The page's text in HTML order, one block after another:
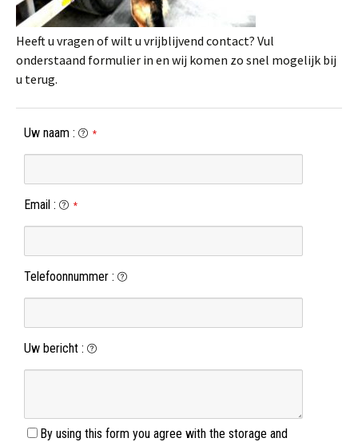
Heeft u vragen of wilt u vrijblijvend contact? Vul
onderstaand formulier in en wij komen zo snel mogelijk bij
u terug.
Uw naam : *
Email : *
Telefoonnummer :
Uw bericht :
By using this form you agree with the storage and